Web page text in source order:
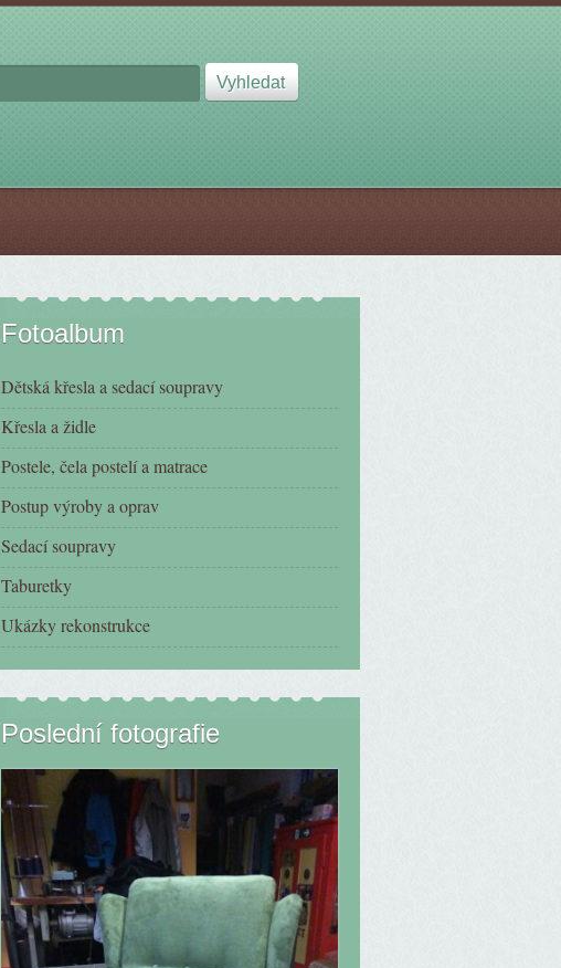
Fotoalbum
Dětská křesla a sedací soupravy
Křesla a židle
Postele, čela postelí a matrace
Postup výroby a oprav
Sedací soupravy
Taburetky
Ukázky rekonstrukce
Poslední fotografie